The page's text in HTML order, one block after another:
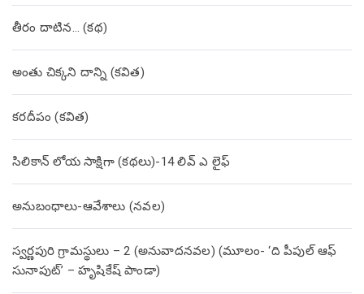
తీరం దాటిన… (క‌థ‌)
అంతు చిక్కని దాన్ని (కవిత)
కరదీపం (కవిత)
సిలికాన్ లోయ సాక్షిగా (కథలు)-14 లివ్ ఎ లైఫ్
అనుబంధాలు-ఆవేశాలు (నవల)
స్వర్ణపురి గ్రామస్థులు – 2 (అనువాదనవల) (మూలం- ‘ది పీపుల్ ఆఫ్
సునాపుట్’ – హృషికేష్ పాండా)